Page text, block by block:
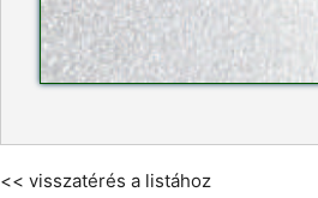
<< visszatérés a listához